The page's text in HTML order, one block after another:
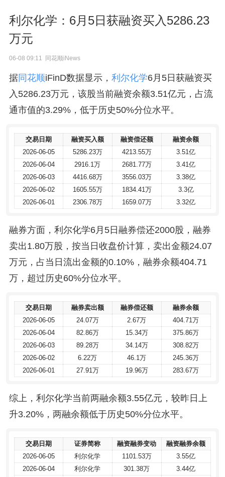
利尔化学：6月5日获融资买入5286.23
万元
06-08 09:11 同花顺iNews
据同花顺iFinD数据显示， 利尔化学6月5日获融资买
入5286.23万元，该股当前融资余额3.51亿元，占流
通市值的3.29%，低于历史50%分位水平。
交易日期 融资买入额 融资偿还额
融资余额
2026-06-05
5286.23万 4213.55万
3.51亿
2026-06-04
2916.1万 2681.77万
3.41亿
2026-06-03
4416.68万 3556.03万
3.38亿
2026-06-02
1605.55万 1834.41万
3.3亿
2026-06-01
2306.78万 1659.07万 3.32亿
交易日期 融资买入额 融资偿还额
融资余额
2026-06-05
5286.23万 4213.55万
3.51亿
2026-06-04
2916.1万 2681.77万
3.41亿
2026-06-03
4416.68万 3556.03万
3.38亿
2026-06-02
1605.55万 1834.41万
3.3亿
2026-06-01
2306.78万 1659.07万 3.32亿
融券方面，利尔化学6月5日融券偿还2000股，融券
卖出1.80万股，按当日收盘价计算，卖出金额24.07
万元，占当日流出金额的0.10%，融券余额404.71
万，超过历史60%分位水平。
交易日期 融券卖出额 融券偿还额
融券余额
2026-06-05
24.07万 2.67万
404.71万
2026-06-04
82.86万 15.34万
375.86万
2026-06-03
89.28万 34.14万
308.82万
2026-06-02
6.22万 46.1万
245.36万
2026-06-01
27.91万 19.96万 283.67万
交易日期 融券卖出额 融券偿还额
融券余额
2026-06-05
24.07万 2.67万
404.71万
2026-06-04
82.86万 15.34万
375.86万
2026-06-03
89.28万 34.14万
308.82万
2026-06-02
6.22万 46.1万
245.36万
2026-06-01
27.91万 19.96万 283.67万
综上，利尔化学当前两融余额3.55亿元，较昨日上
升3.20%，两融余额低于历史50%分位水平。
交易日期 证券简称 融资融券变动
融资融券余额
2026-06-05
利尔化学 1101.53万
3.55亿
2026-06-04
利尔化学 301.38万
3.44亿
交易日期 证券简称 融资融券变动
融资融券余额
2026-06-05
利尔化学 1101.53万
3.55亿
2026-06-04
利尔化学 301.38万
3.44亿